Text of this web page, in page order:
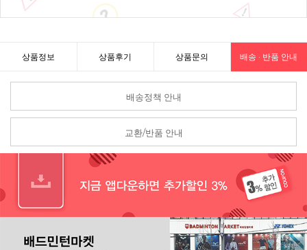
상품정보 상품후기 상품문의 배송 · 반품 안내
배송정책 안내
교환/반품 안내